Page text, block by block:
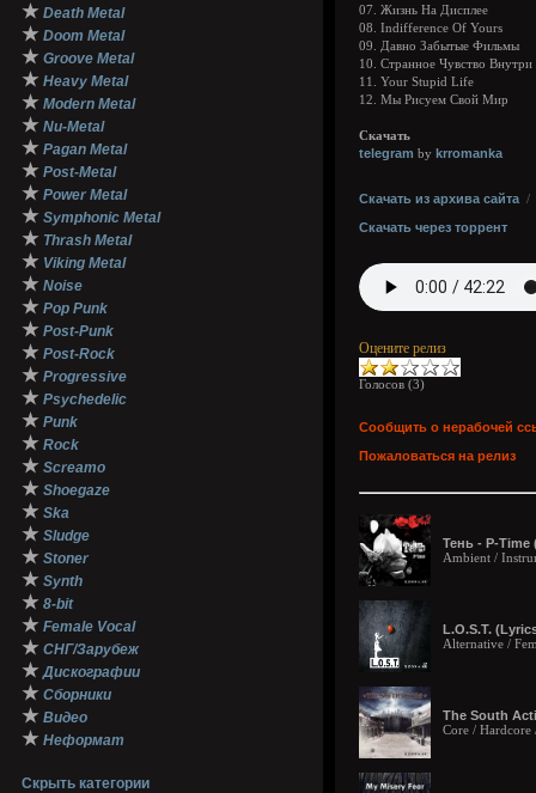
★ Death Metal
★ Doom Metal
★ Groove Metal
★ Heavy Metal
★ Modern Metal
★ Nu-Metal
★ Pagan Metal
★ Post-Metal
★ Power Metal
★ Symphonic Metal
★ Thrash Metal
★ Viking Metal
★ Noise
★ Pop Punk
★ Post-Punk
★ Post-Rock
★ Progressive
★ Psychedelic
★ Punk
★ Rock
★ Screamo
★ Shoegaze
★ Ska
★ Sludge
★ Stoner
★ Synth
★ 8-bit
★ Female Vocal
★ СНГ/Зарубеж
★ Дискографии
★ Сборники
★ Видео
★ Неформат
Скрыть категории
07. Жизнь На Дисплее
08. Indifference Of Yours
09. Давно Забытые Фильмы
10. Странное Чувство Внутри
11. Your Stupid Life
12. Мы Рисуем Свой Мир
Скачать
telegram by krromanka
Скачать из архива сайта /
Скачать через торрент
Оцените релиз
Голосов (3)
Сообщить о нерабочей
Пожаловаться на релиз
Тень - P-Time
Ambient /
L.O.S.T.
Alternative /
The South
Core / Hardcore